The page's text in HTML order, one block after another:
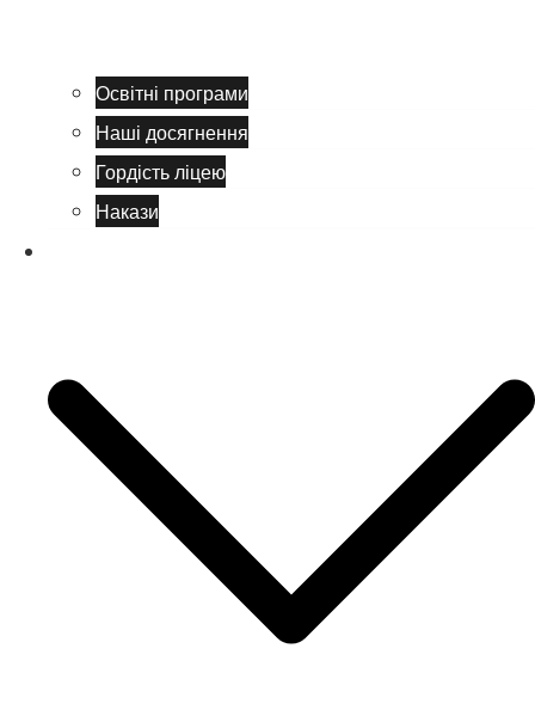
Освітні програми
Наші досягнення
Гордість ліцею
Накази